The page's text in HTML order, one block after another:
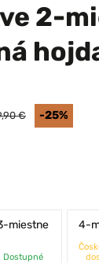
2-
€ -25%
miestne
Dostupné
4-